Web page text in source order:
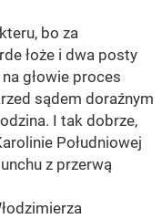
bo za
łoże i dwa posty
głowie proces
sądem doraźnym
I tak dobrze,
Południowej
z przerwą